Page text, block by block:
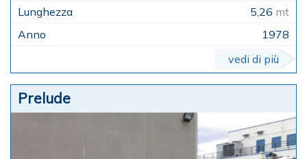
5,26 mt
1978
vedi di più
Prelude